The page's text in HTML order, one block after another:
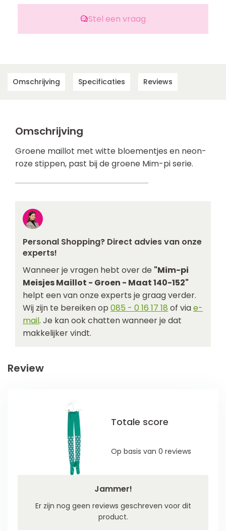
Stel een vraag
Omschrijving Specificaties Reviews
Omschrijving
Groene maillot met witte bloementjes en neon-
roze stippen, past bij de groene Mim-pi serie.
Personal Shopping? Direct advies van onze
experts!
Wanneer je vragen hebt over de "Mim-pi
Meisjes Maillot - Groen - Maat 140-152"
helpt een van onze experts je graag verder.
Wij zijn te bereiken op 085 - 0 16 17 18 of viae-
mail. Je kan ook chatten wanneer je dat
makkelijker vindt.
Review
Jammer!
Er zijn nog geen reviews geschreven voor dit
product.
Totale score
Op basis van 0 reviews